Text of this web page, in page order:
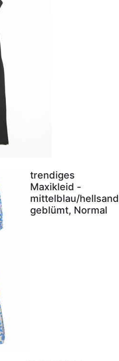
trendiges
Maxikleid -
mittelblau/hellsand
geblümt, Normal